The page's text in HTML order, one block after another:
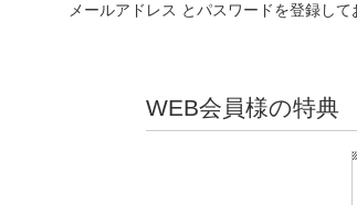
メールアドレス とパスワードを登録し
WEB会員様の特典